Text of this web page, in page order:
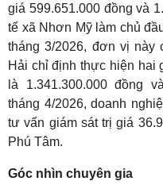
giá 599.651.000 đồng và
tế xã Nhơn Mỹ làm chủ
tháng 3/2026, đơn vị
Hải chỉ định thực hiện hai
là 1.341.300.000 đồng
tháng 4/2026, doanh
tư vấn giám sát trị giá
Phú Tâm.
Góc nhìn chuyên gia